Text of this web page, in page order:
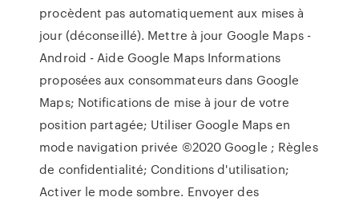
procèdent pas automatiquement aux mises à
jour (déconseillé). Mettre à jour Google Maps -
Android - Aide Google Maps Informations
proposées aux consommateurs dans Google
Maps; Notifications de mise à jour de votre
position partagée; Utiliser Google Maps en
mode navigation privée ©2020 Google ; Règles
de confidentialité; Conditions d'utilisation;
Activer le mode sombre. Envoyer des